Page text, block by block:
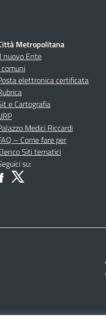
Metropolitana
nuovo Ente
comuni
elettronica certificata
e Cartografia
Medici Riccardi
– Come fare per
Siti tematici
su: